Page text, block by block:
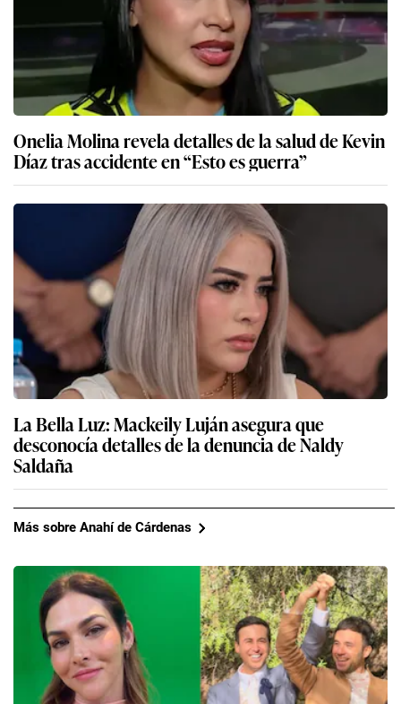
Onelia Molina revela detalles de la salud de Kevin
Díaz tras accidente en “Esto es guerra”
La Bella Luz: Mackeily Luján asegura que
desconocía detalles de la denuncia de Naldy
Saldaña
Más sobre Anahí de Cárdenas